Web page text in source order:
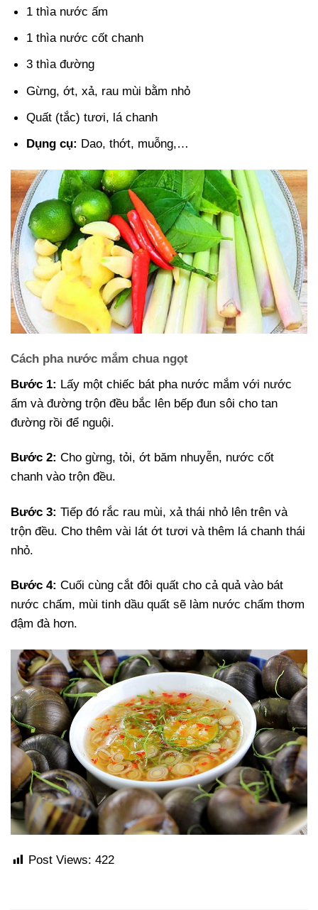
1 thìa nước ấm
1 thìa nước cốt chanh
3 thìa đường
Gừng, ớt, xả, rau mùi bằm nhỏ
Quất (tắc) tươi, lá chanh
Dụng cụ: Dao, thớt, muỗng,…
Cách pha nước mắm chua ngọt
Bước 1: Lấy một chiếc bát pha nước mắm với nước
ấm và đường trộn đều bắc lên bếp đun sôi cho tan
đường rồi để nguội.
Bước 2: Cho gừng, tỏi, ớt băm nhuyễn, nước cốt
chanh vào trộn đều.
Bước 3: Tiếp đó rắc rau mùi, xả thái nhỏ lên trên và
trộn đều. Cho thêm vài lát ớt tươi và thêm lá chanh thái
nhỏ.
Bước 4: Cuối cùng cắt đôi quất cho cả quả vào bát
nước chấm, mùi tinh dầu quất sẽ làm nước chấm thơm
đậm đà hơn.
Post Views: 422